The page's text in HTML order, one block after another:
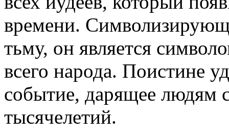
времени.
тьму, он является
всего народа. Поистине
событие, дарящее людям
тысячелетий.